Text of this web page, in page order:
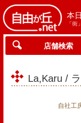
本
「
店舗検索
La,Karu /
自社工